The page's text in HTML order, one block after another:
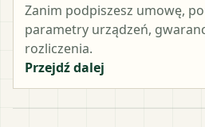
Zanim podpiszesz umowę,
parametry urządzeń,
rozliczenia.
Przejdź dalej